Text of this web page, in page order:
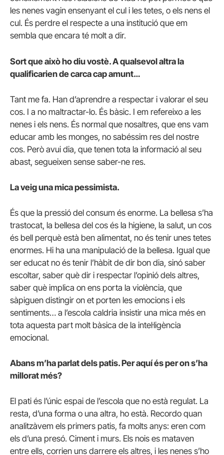
les nenes vagin ensenyant el cul i les tetes, o els nens el
cul. És perdre el respecte a una institució que em
sembla que encara té molt a dir.
Sort que això ho diu vostè. A qualsevol altra la
qualificarien de carca cap amunt…
Tant me fa. Han d’aprendre a respectar i valorar el seu
cos. I a no maltractar-lo. És bàsic. I em refereixo a les
nenes i els nens. És normal que nosaltres, que ens vam
educar amb les monges, no sabéssim res del nostre
cos. Però avui dia, que tenen tota la informació al seu
abast, segueixen sense saber-ne res.
La veig una mica pessimista.
És que la pressió del consum és enorme. La bellesa s’ha
trastocat, la bellesa del cos és la higiene, la salut, un cos
és bell perquè està ben alimentat, no és tenir unes tetes
enormes. Hi ha una manipulació de la bellesa. Igual que
ser educat no és tenir l’hàbit de dir bon dia, sinó saber
escoltar, saber què dir i respectar l’opinió dels altres,
saber què implica on ens porta la violència, que
sàpiguen distingir on et porten les emocions i els
sentiments… a l’escola caldria insistir una mica més en
tota aquesta part molt bàsica de la intel·ligència
emocional.
Abans m’ha parlat dels patis. Per aquí és per on s’ha
millorat més?
El pati és l’únic espai de l’escola que no està regulat. La
resta, d’una forma o una altra, ho està. Recordo quan
analitzàvem els primers patis, fa molts anys: eren com
els d’una presó. Ciment i murs. Els nois es mataven
entre ells, corrien uns darrere els altres, i les nenes s’ho